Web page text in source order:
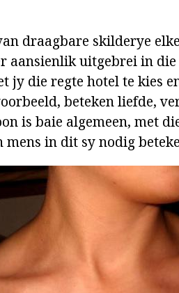
draagbare skilderye
aansienlik uitgebrei in die
jy die regte hotel te kies
beteken liefde,
is baie algemeen, met
mens in dit sy nodig